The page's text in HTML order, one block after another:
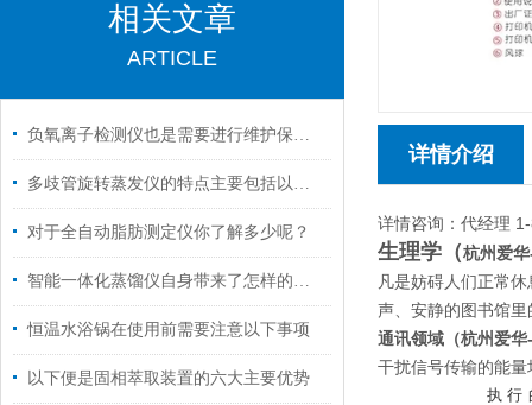
相关文章
ARTICLE
负氧离子检测仪也是需要进行维护保养的
多歧管旋转蒸发仪的特点主要包括以下几个方面
对于全自动脂肪测定仪你了解多少呢？
智能一体化蒸馏仪自身带来了怎样的技术特点呢？
恒温水浴锅在使用前需要注意以下事项
以下便是固相萃取装置的六大主要优势
详情介绍
详情咨询：代经理
生理学（杭州爱
凡是妨碍人们正常
声、安静的图书馆
通讯领域（杭州爱华
干扰信号传输的能
执行